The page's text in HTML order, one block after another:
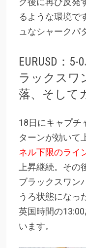
るような環境で
ュなシャークパ
EURUSD：
ラックスワ
落、そして
18日にキャプチ
ターンが効いて
ネル下限のライ
上昇継続。そ
ブラックスワン
うろ状態になっ
英国時間の
います。